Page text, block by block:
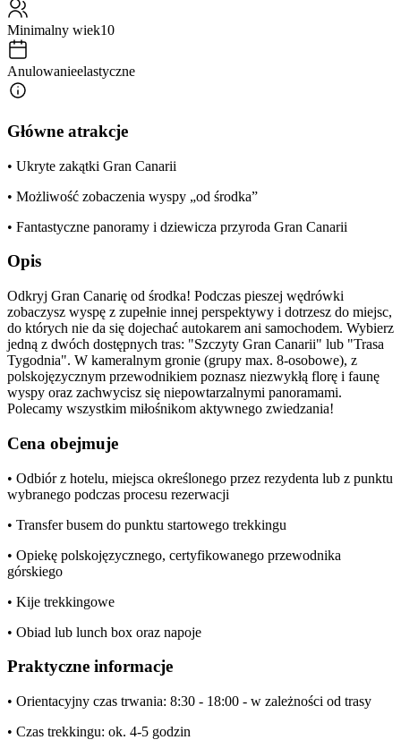
Minimalny wiek10
Anulowanieelastyczne
Główne atrakcje
• Ukryte zakątki Gran Canarii
• Możliwość zobaczenia wyspy „od środka”
• Fantastyczne panoramy i dziewicza przyroda Gran Canarii
Opis
Odkryj Gran Canarię od środka! Podczas pieszej wędrówki
zobaczysz wyspę z zupełnie innej perspektywy i dotrzesz do miejsc,
do których nie da się dojechać autokarem ani samochodem. Wybierz
jedną z dwóch dostępnych tras: "Szczyty Gran Canarii" lub "Trasa
Tygodnia". W kameralnym gronie (grupy max. 8-osobowe), z
polskojęzycznym przewodnikiem poznasz niezwykłą florę i faunę
wyspy oraz zachwycisz się niepowtarzalnymi panoramami.
Polecamy wszystkim miłośnikom aktywnego zwiedzania!
Cena obejmuje
• Odbiór z hotelu, miejsca określonego przez rezydenta lub z punktu
wybranego podczas procesu rezerwacji
• Transfer busem do punktu startowego trekkingu
• Opiekę polskojęzycznego, certyfikowanego przewodnika
górskiego
• Kije trekkingowe
• Obiad lub lunch box oraz napoje
Praktyczne informacje
• Orientacyjny czas trwania: 8:30 - 18:00 - w zależności od trasy
• Czas trekkingu: ok. 4-5 godzin